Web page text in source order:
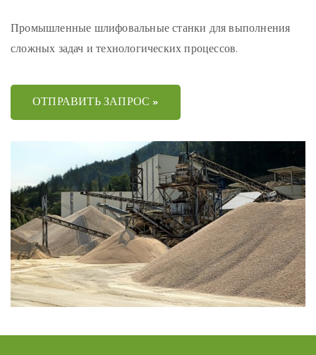
Промышленные шлифовальные станки для выполнения
сложных задач и технологических процессов.
ОТПРАВИТЬ ЗАПРОС »